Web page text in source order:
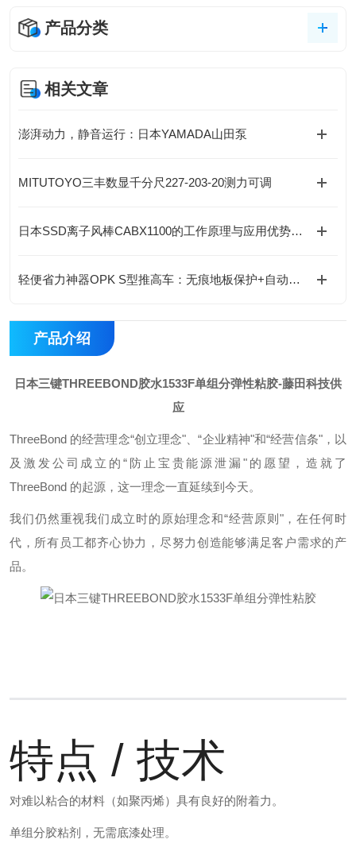
产品分类
相关文章
澎湃动力，静音运行：日本YAMADA山田泵
MITUTOYO三丰数显千分尺227-203-20测力可调
日本SSD离子风棒CABX1100的工作原理与应用优势介绍
轻便省力神器OPK S型推高车：无痕地板保护+自动止回阀，全能搬运助手
产品介绍
日本三键THREEBOND胶水1533F单组分弹性粘胶-藤田科技供
应
ThreeBond 的经营理念“创立理念"、“企业精神"和“经营信条"，以
及激发公司成立的“防止宝贵能源泄漏"的愿望，造就了
ThreeBond 的起源，这一理念一直延续到今天。
我们仍然重视我们成立时的原始理念和“经营原则"，在任何时
代，所有员工都齐心协力，尽努力创造能够满足客户需求的产
品。
特点 / 技术
对难以粘合的材料（如聚丙烯）具有良好的附着力。
单组分胶粘剂，无需底漆处理。